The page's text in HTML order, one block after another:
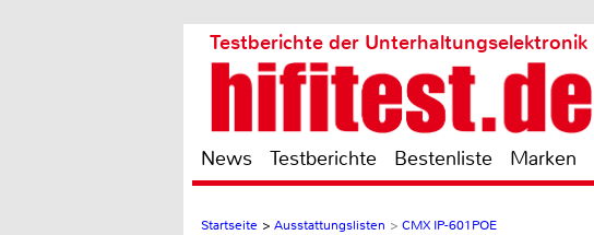
Testberichte der Unterhaltungselektronik
News Testberichte Bestenliste Marken
Startseite > Ausstattungslisten > CMX IP-601POE